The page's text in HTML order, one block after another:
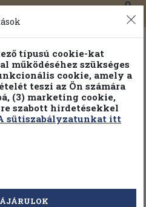
0
típusú cookie-kat
működéséhez szükséges
cookie, amely a
teszi az Ön számára
(3) marketing cookie,
szabott hirdetésekkel
sütiszabályzatunkat itt